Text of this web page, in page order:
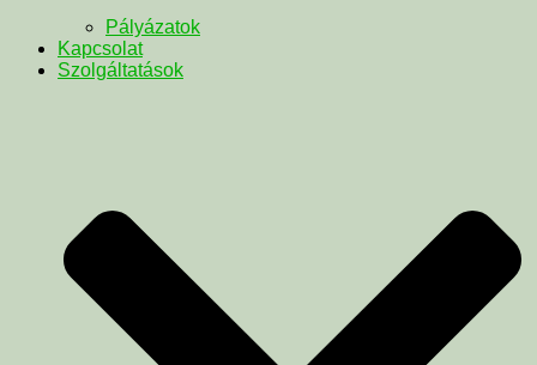
Pályázatok
Kapcsolat
Szolgáltatások